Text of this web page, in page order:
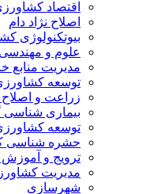
اقتصاد
اصلاح نژاد دام
بیوتکنولوژی
علوم و
مدیریت منابع
توسعه
زراعت و اصلاح
بیماری شناسی
توسعه
حشره شناسی
ترویج و
مدیریت
شهرسازی